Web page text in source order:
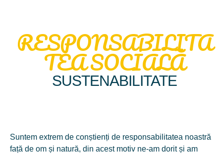
SUSTENABILITATE
RESPONSABILITA
TEA SOCIALĂ
Suntem extrem de conștienți de responsabilitatea noastră
față de om și natură, din acest motiv ne-am dorit și am